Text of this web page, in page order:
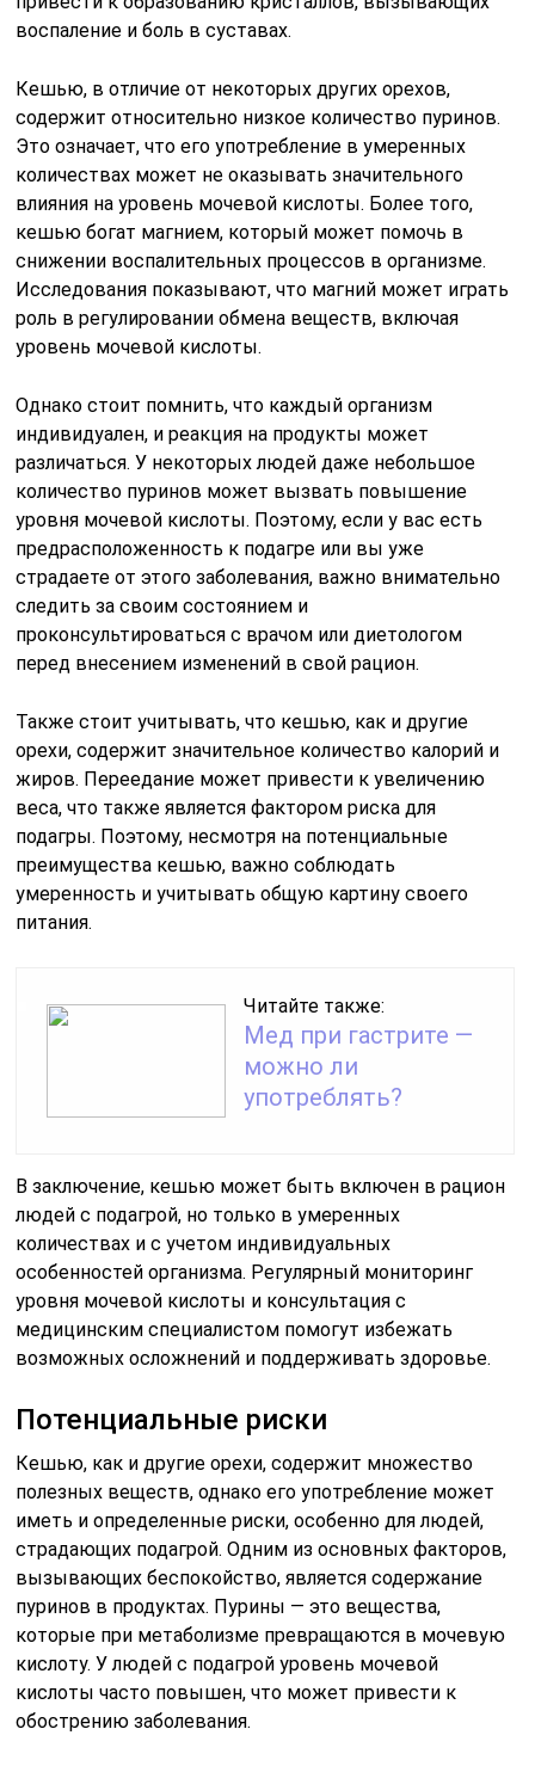
воспаление и боль в суставах.
Кешью, в отличие от некоторых других орехов,
содержит относительно низкое количество пуринов.
Это означает, что его употребление в умеренных
количествах может не оказывать значительного
влияния на уровень мочевой кислоты. Более того,
кешью богат магнием, который может помочь в
снижении воспалительных процессов в организме.
Исследования показывают, что магний может играть
роль в регулировании обмена веществ, включая
уровень мочевой кислоты.
Однако стоит помнить, что каждый организм
индивидуален, и реакция на продукты может
различаться. У некоторых людей даже небольшое
количество пуринов может вызвать повышение
уровня мочевой кислоты. Поэтому, если у вас есть
предрасположенность к подагре или вы уже
страдаете от этого заболевания, важно внимательно
следить за своим состоянием и
проконсультироваться с врачом или диетологом
перед внесением изменений в свой рацион.
Также стоит учитывать, что кешью, как и другие
орехи, содержит значительное количество калорий и
жиров. Переедание может привести к увеличению
веса, что также является фактором риска для
подагры. Поэтому, несмотря на потенциальные
преимущества кешью, важно соблюдать
умеренность и учитывать общую картину своего
питания.
Читайте также:
Мед при гастрите —
можно ли
употреблять?
В заключение, кешью может быть включен в рацион
людей с подагрой, но только в умеренных
количествах и с учетом индивидуальных
особенностей организма. Регулярный мониторинг
уровня мочевой кислоты и консультация с
медицинским специалистом помогут избежать
возможных осложнений и поддерживать здоровье.
Потенциальные риски
Кешью, как и другие орехи, содержит множество
полезных веществ, однако его употребление может
иметь и определенные риски, особенно для людей,
страдающих подагрой. Одним из основных факторов,
вызывающих беспокойство, является содержание
пуринов в продуктах. Пурины — это вещества,
которые при метаболизме превращаются в мочевую
кислоту. У людей с подагрой уровень мочевой
кислоты часто повышен, что может привести к
обострению заболевания.